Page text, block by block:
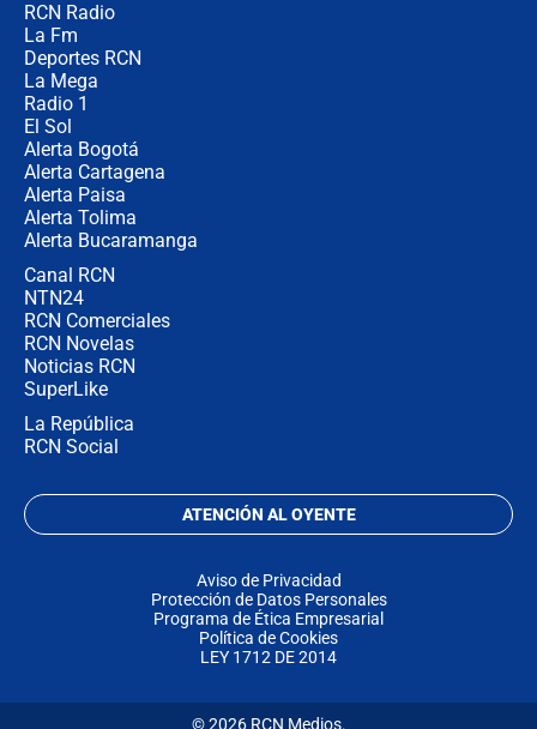
RCN Radio
La Fm
Deportes RCN
La Mega
Radio 1
El Sol
Alerta Bogotá
Alerta Cartagena
Alerta Paisa
Alerta Tolima
Alerta Bucaramanga
Canal RCN
NTN24
RCN Comerciales
RCN Novelas
Noticias RCN
SuperLike
La República
RCN Social
ATENCIÓN AL OYENTE
Aviso de Privacidad
Protección de Datos Personales
Programa de Ética Empresarial
Política de Cookies
LEY 1712 DE 2014
© 2026 RCN Medios.